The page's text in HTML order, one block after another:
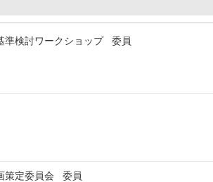
準検討ワークショップ 委員
策定委員会 委員